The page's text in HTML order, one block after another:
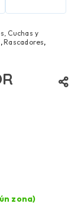
Cuchas y
,Rascadores,
zona)